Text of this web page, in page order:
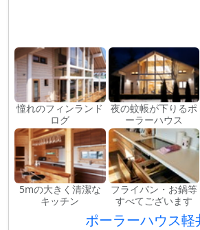
憧れのフィンランド
ログ
夜の蚊帳が下りるポ
ーラーハウス
5mの大きく清潔な
キッチン
フライパン・お鍋等
すべてございます
ポーラーハウス軽